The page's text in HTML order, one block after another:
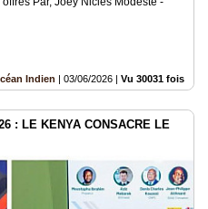
Indien | 03/06/2026 | Vu 30031 fois
: LE KENYA CONSACRE LE